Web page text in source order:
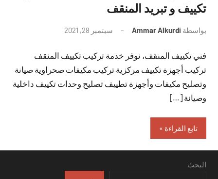
تكييف و تبريد المنقف
بواسطة Ammar Alkurdi سبتمبر 28, 2021
تعليقات
فني تكييف المنقف، نوفر خدمة تركيب تكييف المنقف
تركيب أجهزة تكييف مركزية تركيب مكيفات صحراوية صيانة
وتصليح مكيفات وأجهزة تطييف تصليح وحدات تكييف داخلية
وصيانة […]
تابع القراءة
البحث